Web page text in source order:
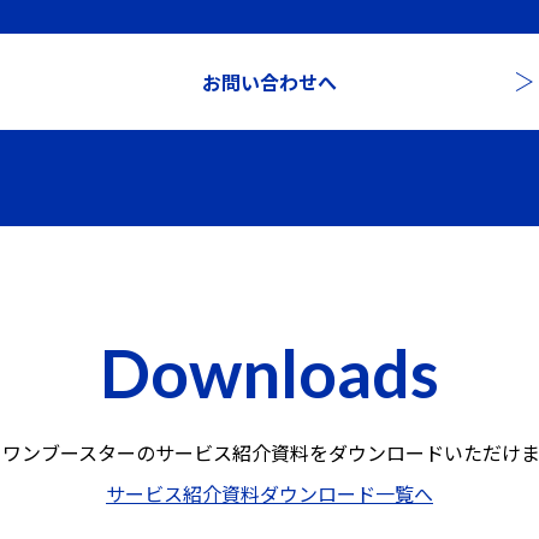
お問い合わせへ
Downloads
ンブースターのサービス紹介資料をダウンロードいただけ
サービス紹介資料ダウンロード一覧へ